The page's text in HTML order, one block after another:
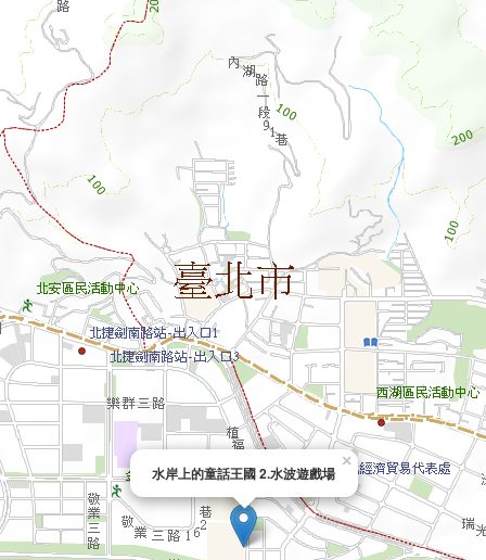
水岸上的童話王國 2.水波遊戲場
×